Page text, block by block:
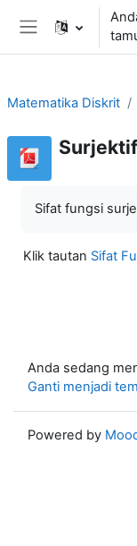
Lewati ke konten
Panel samping
Matematika Diskrit
Surjektif
Sifat fungsi
Klik tautan Sifat
Anda sedang
Ganti menjadi
Powered by